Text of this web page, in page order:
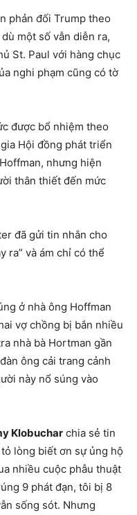
phản đối Trump theo
một số vẫn diễn ra,
St. Paul với hàng chục
nghi phạm cũng có tờ
được bổ nhiệm theo
Hội đồng phát triển
nhưng hiện
thân thiết đến mức
đã gửi tin nhắn cho
ra” và ám chỉ có thể
ở nhà ông Hoffman
vợ chồng bị bắn nhiều
nhà bà Hortman gần
ông cải trang cảnh
này nổ súng vào
Klobuchar chia sẻ tin
lòng biết ơn sự ủng hộ
nhiều cuộc phẫu thuật
9 phát đạn, tôi bị 8
sống sót. Nhưng